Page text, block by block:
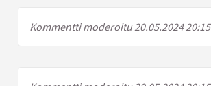
Kommentti moderoitu 20.05.2024 20:15